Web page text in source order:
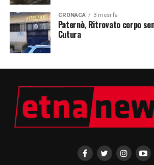
CRONACA 3 mesi fa
Paternò, Ritrovato corpo
Cutura